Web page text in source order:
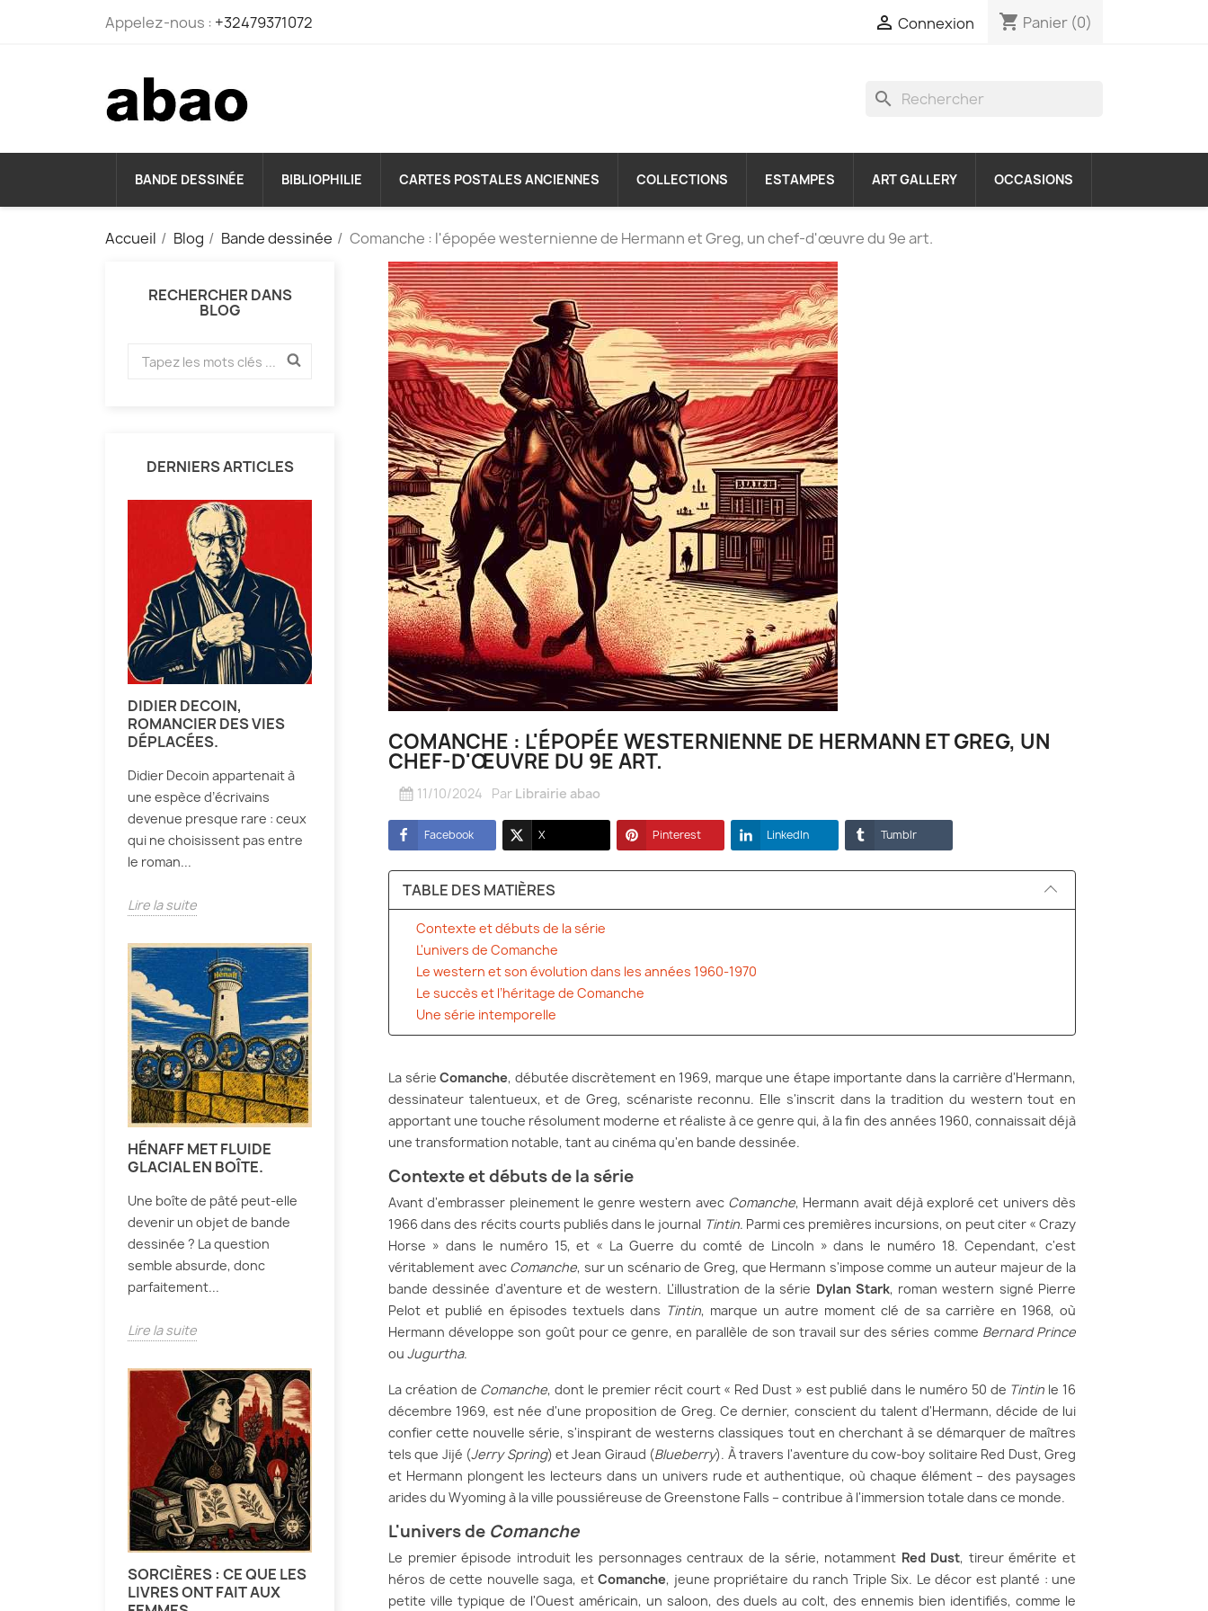
Appelez-nous : +32479371072  Connexion shopping_cart Panier (0)
search
BANDE DESSINÉE BIBLIOPHILIE CARTES POSTALES ANCIENNES COLLECTIONS ESTAMPES ART GALLERY OCCASIONS
Accueil Blog Bande dessinée Comanche : l'épopée westernienne de Hermann et Greg, un chef-d'œuvre du 9e art.
RECHERCHER DANS
BLOG
DERNIERS ARTICLES
DIDIER DECOIN,
ROMANCIER DES VIES
DÉPLACÉES.
Didier Decoin appartenait à
une espèce d’écrivains
devenue presque rare : ceux
qui ne choisissent pas entre
le roman...
Lire la suite
HÉNAFF MET FLUIDE
GLACIAL EN BOÎTE.
Une boîte de pâté peut-elle
devenir un objet de bande
dessinée ? La question
semble absurde, donc
parfaitement...
Lire la suite
SORCIÈRES : CE QUE LES
LIVRES ONT FAIT AUX
COMANCHE : L'ÉPOPÉE WESTERNIENNE DE HERMANN ET GREG, UN
CHEF-D'ŒUVRE DU 9E ART.
11/10/2024 Par Librairie abao
Facebook X Pinterest LinkedIn Tumblr
TABLE DES MATIÈRES
Contexte et débuts de la série
L'univers de Comanche
Le western et son évolution dans les années 1960-1970
Le succès et l’héritage de Comanche
Une série intemporelle
La série Comanche, débutée discrètement en 1969, marque une étape importante dans la carrière d'Hermann,
dessinateur talentueux, et de Greg, scénariste reconnu. Elle s'inscrit dans la tradition du western tout en
apportant une touche résolument moderne et réaliste à ce genre qui, à la fin des années 1960, connaissait déjà
une transformation notable, tant au cinéma qu'en bande dessinée.
Contexte et débuts de la série
Avant d'embrasser pleinement le genre western avec Comanche, Hermann avait déjà exploré cet univers dès
1966 dans des récits courts publiés dans le journal Tintin. Parmi ces premières incursions, on peut citer « Crazy
Horse » dans le numéro 15, et « La Guerre du comté de Lincoln » dans le numéro 18. Cependant, c'est
véritablement avec Comanche, sur un scénario de Greg, que Hermann s'impose comme un auteur majeur de la
bande dessinée d'aventure et de western. L'illustration de la série Dylan Stark, roman western signé Pierre
Pelot et publié en épisodes textuels dans Tintin, marque un autre moment clé de sa carrière en 1968, où
Hermann développe son goût pour ce genre, en parallèle de son travail sur des séries comme Bernard Prince
ou Jugurtha.
La création de Comanche, dont le premier récit court « Red Dust » est publié dans le numéro 50 de Tintin le 16
décembre 1969, est née d'une proposition de Greg. Ce dernier, conscient du talent d'Hermann, décide de lui
confier cette nouvelle série, s'inspirant de westerns classiques tout en cherchant à se démarquer de maîtres
tels que Jijé (Jerry Spring) et Jean Giraud (Blueberry). À travers l'aventure du cow-boy solitaire Red Dust, Greg
et Hermann plongent les lecteurs dans un univers rude et authentique, où chaque élément – des paysages
arides du Wyoming à la ville poussiéreuse de Greenstone Falls – contribue à l'immersion totale dans ce monde.
L'univers de Comanche
Le premier épisode introduit les personnages centraux de la série, notamment Red Dust, tireur émérite et
héros de cette nouvelle saga, et Comanche, jeune propriétaire du ranch Triple Six. Le décor est planté : une
petite ville typique de l'Ouest américain, un saloon, des duels au colt, des ennemis bien identifiés, comme le